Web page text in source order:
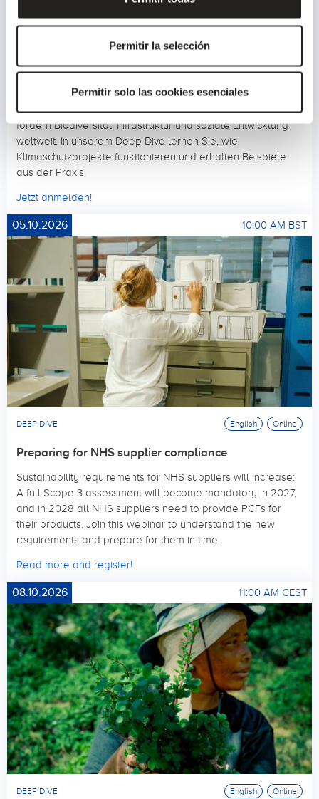
Permitir la selección
Permitir solo las cookies esenciales
Klimaschutzprojekte: Mehr als CO₂-Reduktion
Klimaschutzprojekte reduzieren nicht nur CO₂, sondern
fördern Biodiversität, Infrastruktur und soziale Entwicklung
weltweit. In unserem Deep Dive lernen Sie, wie
Klimaschutzprojekte funktionieren und erhalten Beispiele
aus der Praxis.
Jetzt anmelden!
05.10.2026 10:00 AM BST
DEEP DIVE English Online
Preparing for NHS supplier compliance
Sustainability requirements for NHS suppliers will increase:
A full Scope 3 assessment will become mandatory in 2027,
and in 2028 all NHS suppliers need to provide PCFs for
their products. Join this webinar to understand the new
requirements and prepare for them in time.
Read more and register!
08.10.2026 11:00 AM CEST
DEEP DIVE English Online